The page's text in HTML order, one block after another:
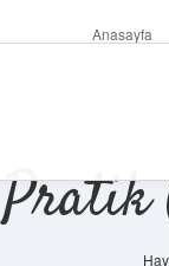
Anasayfa
Pratik